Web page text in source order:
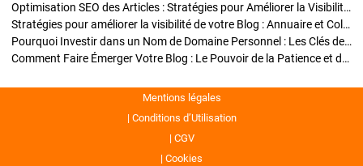
Optimisation SEO des Articles : Stratégies pour Améliorer la Visibilité de Votre Blog
Stratégies pour améliorer la visibilité de votre Blog : Annuaire et Collaborations
Pourquoi Investir dans un Nom de Domaine Personnel : Les Clés de la Réussite de Votre Blog
Comment Faire Émerger Votre Blog : Le Pouvoir de la Patience et de la Persévérance
Mentions légales
Conditions d’Utilisation
CGV
Cookies